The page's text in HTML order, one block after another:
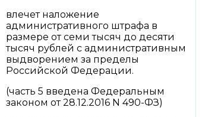
влечет наложение
административного штрафа в
размере от семи тысяч до десяти
тысяч рублей с административным
выдворением за пределы
Российской Федерации.
(часть 5 введена Федеральным
законом от 28.12.2016 N 490-ФЗ)